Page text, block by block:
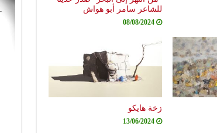
للشاعر سامر أبو هواش
08/08/2024
زخة هايكو
13/06/2024